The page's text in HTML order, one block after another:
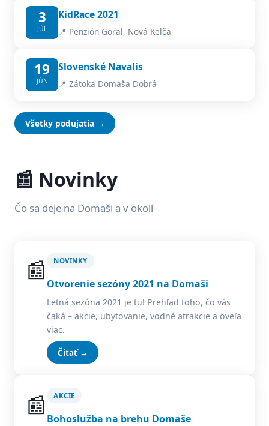
3
JÚL
KidRace 2021
📍 Penzión Goral, Nová Kelča
19
JÚN
Slovenské Navalis
📍 Zátoka Domaša Dobrá
Všetky podujatia →
📰 Novinky
Čo sa deje na Domaši a v okolí
📰 NOVINKY
Otvorenie sezóny 2021 na Domaši
Letná sezóna 2021 je tu! Prehľad toho, čo vás
čaká – akcie, ubytovanie, vodné atrakcie a oveľa
viac.
Čítať →
📰 AKCIE
Bohoslužba na brehu Domaše